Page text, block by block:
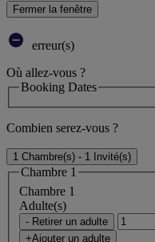
Fermer la fenêtre
erreur(s)
Où allez-vous ?
Booking Dates
Combien serez-vous ?
1 Chambre(s) - 1 Invité(s)
Chambre 1
Chambre 1
Adulte(s)
- Retirer un adulte
+Ajouter un adulte